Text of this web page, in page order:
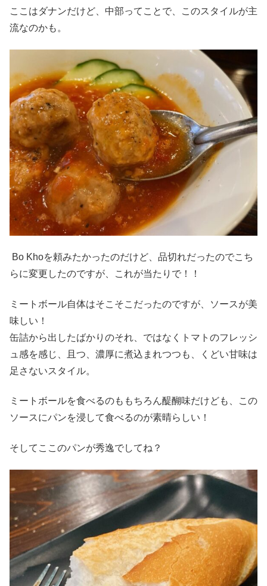
ここはダナンだけど、中部ってことで、このスタイルが主
流なのかも。
Bo Khoを頼みたかったのだけど、品切れだったのでこち
らに変更したのですが、これが当たりで！！
ミートボール自体はそこそこだったのですが、ソースが美
味しい！
缶詰から出したばかりのそれ、ではなくトマトのフレッシ
ュ感を感じ、且つ、濃厚に煮込まれつつも、くどい甘味は
足さないスタイル。
ミートボールを食べるのももちろん醍醐味だけども、この
ソースにパンを浸して食べるのが素晴らしい！
そしてここのパンが秀逸でしてね？